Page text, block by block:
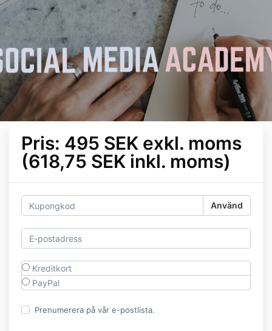
Pris: 495 SEK exkl. moms
(618,75 SEK inkl. moms)
Använd
Kreditkort
PayPal
Prenumerera på vår e-postlista.